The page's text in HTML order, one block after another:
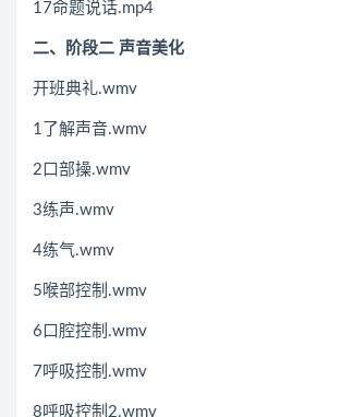
17命题说话.mp4
二、阶段二 声音美化
开班典礼.wmv
1了解声音.wmv
2口部操.wmv
3练声.wmv
4练气.wmv
5喉部控制.wmv
6口腔控制.wmv
7呼吸控制.wmv
8呼吸控制2.wmv